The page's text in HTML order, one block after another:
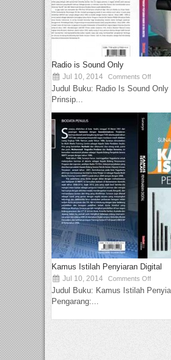
Radio is Sound Only
Jul 10, 2014 Comments Off
Judul Buku: Radio Is Sound Only
Prinsip...
Kamus Istilah Penyiaran Digital
Jul 10, 2014 Comments Off
Judul Buku: Kamus Istilah
Pengarang:...